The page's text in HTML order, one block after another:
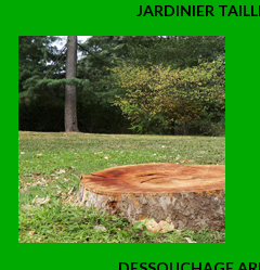
JARDINIER